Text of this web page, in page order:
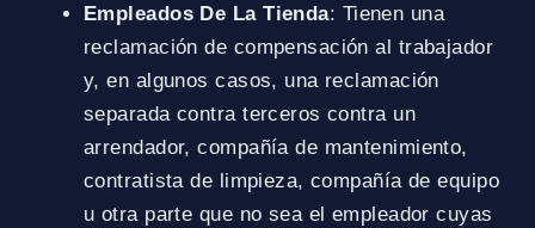
Empleados De La Tienda: Tienen una
reclamación de compensación al trabajador
y, en algunos casos, una reclamación
separada contra terceros contra un
arrendador, compañía de mantenimiento,
contratista de limpieza, compañía de equipo
u otra parte que no sea el empleador cuyas